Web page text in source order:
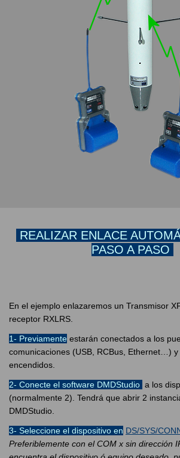
REALIZAR ENLACE
PASO A PASO
En el ejemplo enlazaremos un Transmisor
receptor RXLRS.
1- Previamente estarán conectados a los
comunicaciones (USB, RCBus, Ethernet…)
encendidos.
2- Conecte el software DMDStudio a los
(normalmente 2). Tendrá que abrir 2
DMDStudio.
3- Seleccione el dispositivo en DS/SYS/
Preferiblemente con el COM x sin dirección